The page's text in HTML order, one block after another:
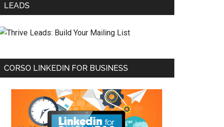
LEADS
CORSO LINKEDIN FOR BUSINESS